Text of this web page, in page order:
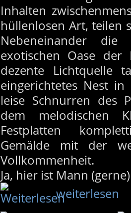
Inhalten
hüllenlosen Art, teilen
Nebeneinander die
exotischen Oase der
dezente Lichtquelle
eingerichtetes Nest in
leise Schnurren des
dem melodischen
Festplatten
Gemälde mit der
Vollkommenheit.
Ja, hier ist Mann
weiterlesen